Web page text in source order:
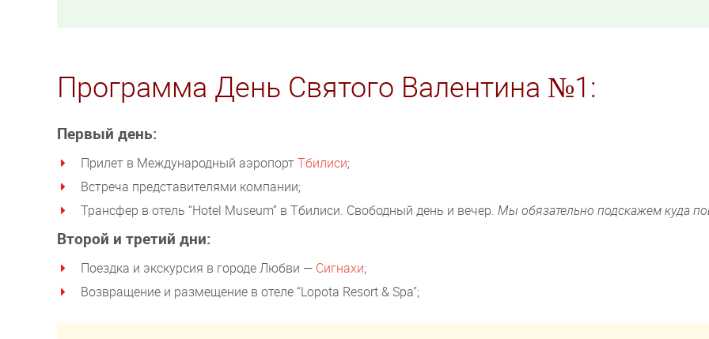
Программа День Святого Валентина №1:
Первый день:
Прилет в Международный аэропортТбилиси;
Встреча представителями компании;
Трансфер в отель “Hotel Museum” в Тбилиси. Свободный день и вечер. Мы обязательно подскажем куда
Второй и третий дни:
Поездка и экскурсия в городе Любви — Сигнахи;
Возвращение и размещение в отеле “Lopota Resort & Spa”;